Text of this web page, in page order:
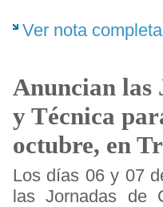
Ver nota completa
Anuncian las
y Técnica
octubre, en
Los días 06 y 07
las Jornadas de